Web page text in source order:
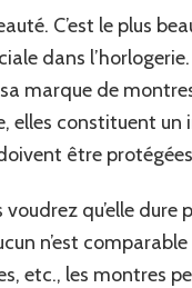
C’est le plus
dans
marque de
elles constituent
être
qu’elle
n’est
etc., les montres